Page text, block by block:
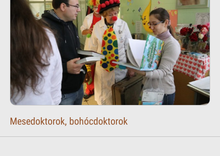
Mesedoktorok, bohócdoktorok